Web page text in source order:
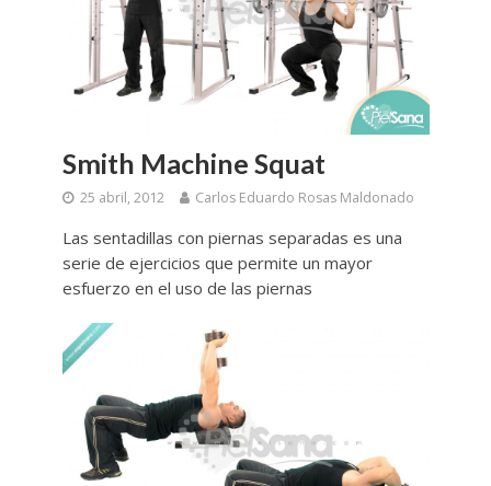
Smith Machine Squat
25 abril, 2012 Carlos Eduardo Rosas Maldonado
Las sentadillas con piernas separadas es una
serie de ejercicios que permite un mayor
esfuerzo en el uso de las piernas